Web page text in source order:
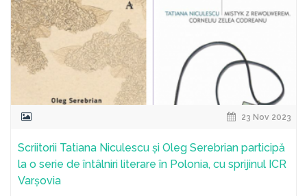
23 Nov 2023
Scriitorii Tatiana Niculescu și Oleg Serebrian participă
la o serie de întâlniri literare în Polonia, cu sprijinul ICR
Varșovia